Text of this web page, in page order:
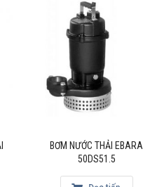
BƠM NƯỚC THẢI EBARA
50DS51.5